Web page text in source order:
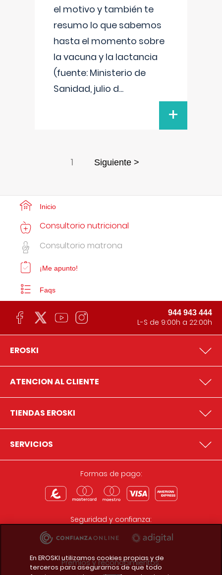
el motivo y también te
resumo lo que sabemos
hasta el momento sobre
la vacuna y la lactancia
(fuente: Ministerio de
Sanidad, julio d...
+
1 Siguiente >
Inicio
Consultorio nutricional
Consultorio matrona
¡Me apunto!
Faqs
944 943 444
L-S de 9:00h a 22:00h
EROSKI
ATENCION AL CLIENTE
TIENDAS EROSKI
SERVICIOS
Formas de pago:
Seguridad y confianza:
Premios y reconocimientos:
En EROSKI utilizamos cookies propias y de
terceros para asegurarnos de que todo